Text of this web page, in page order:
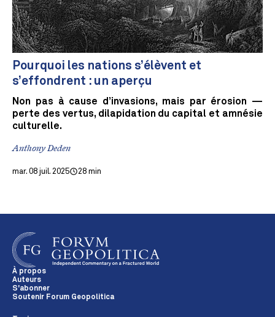
Pourquoi les nations s’élèvent et
s’effondrent : un aperçu
Non pas à cause d’invasions, mais par érosion —
perte des vertus, dilapidation du capital et amnésie
culturelle.
Anthony Deden
mar. 08 juil. 2025 28 min
À propos
Auteurs
S'abonner
Soutenir Forum Geopolitica